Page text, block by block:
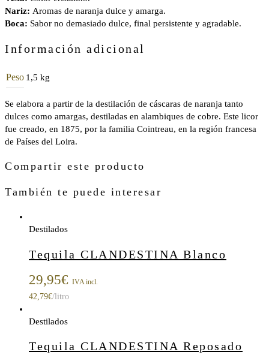
Nariz: Aromas de naranja dulce y amarga.
Boca: Sabor no demasiado dulce, final persistente y agradable.
Información adicional
Peso 1,5 kg
Se elabora a partir de la destilación de cáscaras de naranja tanto
dulces como amargas, destiladas en alambiques de cobre. Este licor
fue creado, en 1875, por la familia Cointreau, en la región francesa
de Países del Loira.
Compartir este producto
También te puede interesar
Destilados
Tequila CLANDESTINA Blanco
29,95€ IVA incl.
42,79€/litro
Destilados
Tequila CLANDESTINA Reposado